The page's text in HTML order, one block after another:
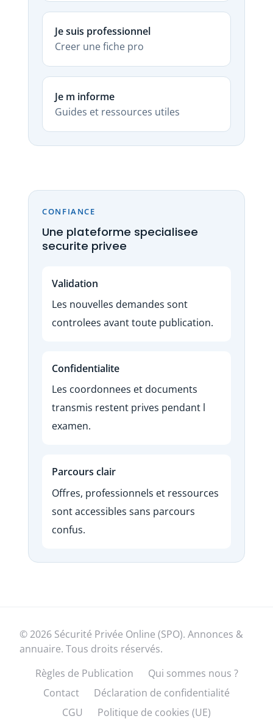
Je suis professionnel
Creer une fiche pro
Je m informe
Guides et ressources utiles
CONFIANCE
Une plateforme specialisee
securite privee
Validation
Les nouvelles demandes sont
controlees avant toute publication.
Confidentialite
Les coordonnees et documents
transmis restent prives pendant l
examen.
Parcours clair
Offres, professionnels et ressources
sont accessibles sans parcours
confus.
© 2026 Sécurité Privée Online (SPO). Annonces &
annuaire. Tous droits réservés.
Règles de Publication
Qui sommes nous ?
Contact
Déclaration de confidentialité
CGU
Politique de cookies (UE)